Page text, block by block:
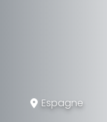
Espagne